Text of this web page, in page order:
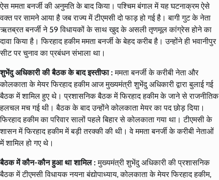
ऐस ममता बनर्जी की अनुमति के बाद किया। पश्चिम बंगाल में यह घटनाक्रम ऐसे
वक्त पर सामने आया है जब राज्य में टीएमसी दो फाड़ हो गई है। बागी गुट के नेता
ऋतब्रत बनर्जी ने 59 विधायकों के साथ खुद के असली तृणमूल कांग्रेस होने का
दावा किया है। फिरहाद हकीम ममता बनर्जी के बेहद करीब है। उन्होंने ही भवानीपुर
सीट पर चुनाव का प्रबंधन संभाला था।
शुभेंदु अधिकारी की बैठक के बाद इस्तीफा : ममता बनर्जी के करीबी नेता और
कोलकाता के मेयर फिरहाद हकीम आज मुख्यमंत्री शुभेंदु अधिकारी द्वारा बुलाई गई
बैठक में शामिल हुए थे। प्रशासनिक बैठक में फिरहाद हकीम के जाने से राजनीतिक
हलचल मच गई थी। बैठक के बाद उन्होंने कोलकाता मेयर का पद छोड़ दिया।
फिरहाद हकीम का परिवार सालों पहले बिहार से कोलकाता गया था। टीएमसी के
शासन में फिरहाद हकीम में बड़ी तरक्की की थी। वे ममता बनर्जी के करीबी नेताओं
में शामिल हो गए थे।
बैठक में कौन-कौन हुआ था शामिल :मुख्यमंत्री शुभेंदु अधिकारी की प्रशासनिक
बैठक में टीएमसी विधायक नयना बंद्योपाध्याय, कोलकाता के मेयर फिरहाद हकीम,